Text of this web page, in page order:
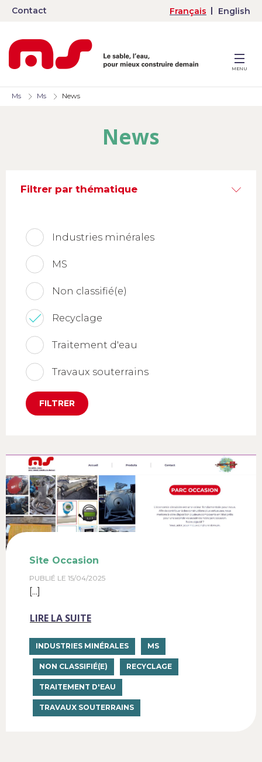
Contact Français English
MENU
Ms Ms News
News
Filtrer par thématique
Industries minérales
MS
Non classifié(e)
Recyclage
Traitement d'eau
Travaux souterrains
FILTRER
Site Occasion
PUBLIÉ LE 15/04/2025
[...]
LIRE LA SUITE
INDUSTRIES MINÉRALES MS
NON CLASSIFIÉ(E) RECYCLAGE
TRAITEMENT D'EAU
TRAVAUX SOUTERRAINS